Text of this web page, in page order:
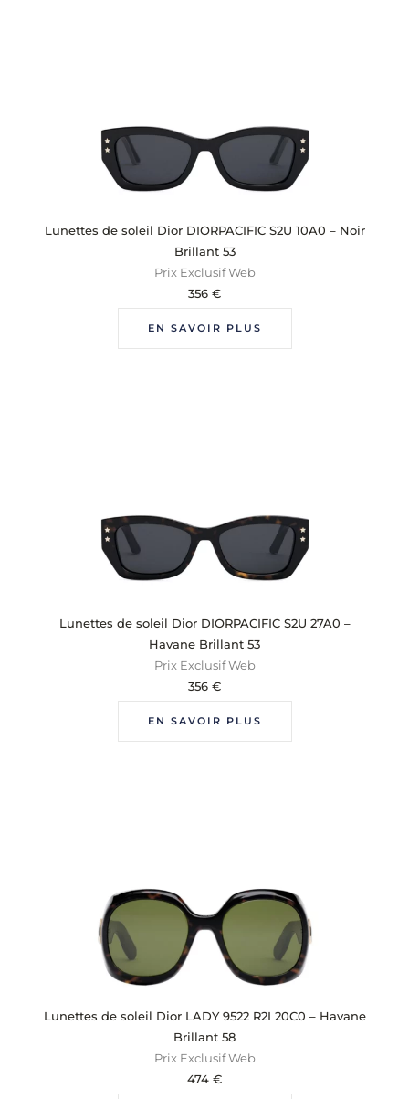
Lunettes de soleil Dior DIORPACIFIC S2U 10A0 – Noir
Brillant 53
Prix Exclusif Web
356 €
EN SAVOIR PLUS
Lunettes de soleil Dior DIORPACIFIC S2U 27A0 –
Havane Brillant 53
Prix Exclusif Web
356 €
EN SAVOIR PLUS
Lunettes de soleil Dior LADY 9522 R2I 20C0 – Havane
Brillant 58
Prix Exclusif Web
474 €